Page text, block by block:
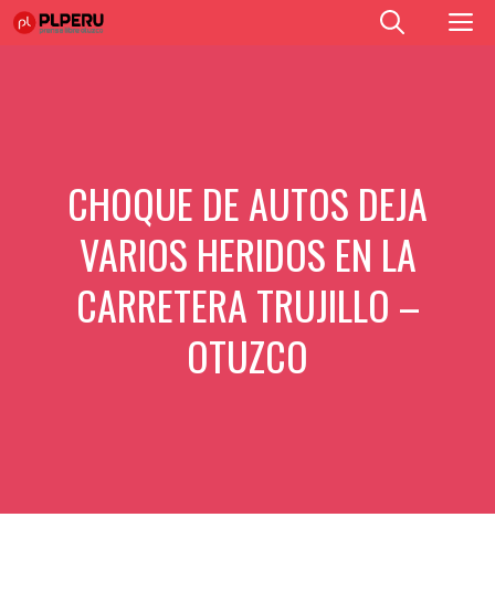
Saltar
CHOQUE DE AUTOS DEJA
VARIOS HERIDOS EN LA
CARRETERA TRUJILLO –
OTUZCO